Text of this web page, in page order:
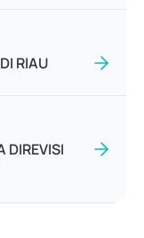
RIAU
DIREVISI